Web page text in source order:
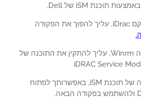
לאחר הפעלת התכונה Winrm, עליך להתקין את התוכנה של
לאחר התקנת התוכנה של תוכנת iSM, באפשרותך לפתוח